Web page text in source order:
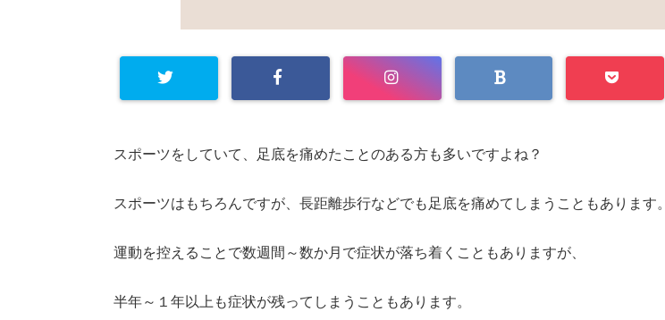
スポーツをしていて、足底を痛めたことのある方も多いですよね？
スポーツはもちろんですが、長距離歩行などでも足底を痛めてしまうこともあります。
運動を控えることで数週間～数か月で症状が落ち着くこともありますが、
半年～１年以上も症状が残ってしまうこともあります。